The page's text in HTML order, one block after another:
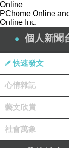
Online
PChome Online
Online Inc.
個人新聞
快速發文
心情雜記
藝文欣賞
社會萬象